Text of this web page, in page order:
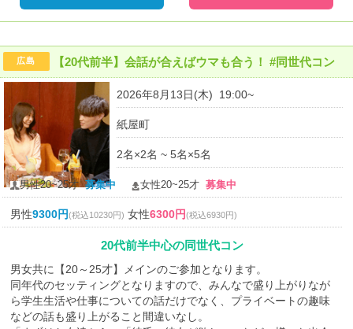
広島 【20代前半】会話が合えばウマも合う！ #同世代コン
2026年8月13日(木) 19:00~
紙屋町
2名×2名 ~ 5名×5名
男性20~25才募集中 女性20~25才募集中
男性9300円(税込10230円) 女性6300円(税込6930円)
20代前半中心の同世代コン
男女共に【20～25才】メインのご参加となります。
同年代のセッティングとなりますので、みんなで盛り上がりなが
ら学生生活や仕事についての話だけでなく、プライベートの趣味
などの話も盛り上がること間違いなし。